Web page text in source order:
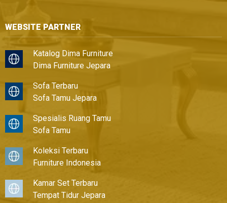
WEBSITE PARTNER
Katalog Dima Furniture
Dima Furniture Jepara
Sofa Terbaru
Sofa Tamu Jepara
Spesialis Ruang Tamu
Sofa Tamu
Koleksi Terbaru
Furniture Indonesia
Kamar Set Terbaru
Tempat Tidur Jepara